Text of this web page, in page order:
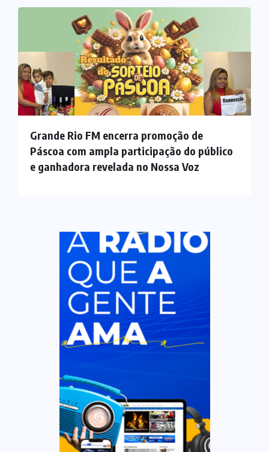
Grande Rio FM encerra promoção de
Páscoa com ampla participação do público
e ganhadora revelada no Nossa Voz